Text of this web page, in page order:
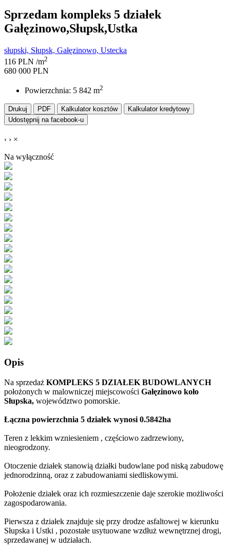
Sprzedam kompleks 5 działek
Gałęzinowo,Słupsk,Ustka
słupski, Słupsk, Gałęzinowo, Ustecka
116 PLN /m2
680 000 PLN
Powierzchnia: 5 842 m2
Drukuj PDF Kalkulator kosztów
Kalkulator kredytowy
Udostępnij na facebook-u
‹ › ×
Na wyłączność
Opis
Na sprzedaż KOMPLEKS 5 DZIAŁEK BUDOWLANYCH
położonych w malowniczej miejscowości Gałęzinowo koło
Słupska, województwo pomorskie.
Łączna powierzchnia 5 działek wynosi 0.5842ha
Teren z lekkim wzniesieniem , częściowo zadrzewiony,
nieogrodzony.
Otoczenie działek stanowią działki budowlane pod niską zabudowę
jednorodzinną, oraz z zabudowaniami siedliskowymi.
Położenie działek oraz ich rozmieszczenie daje szerokie możliwości
zagospodarowania.
Pierwsza z działek znajduje się przy drodze asfaltowej w kierunku
Słupska i Ustki , pozostałe usytuowane wzdłuż wewnętrznej drogi,
sprzedawanej w udziałach.